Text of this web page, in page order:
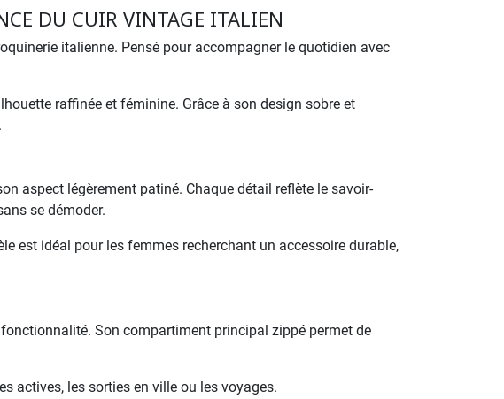
DU CUIR VINTAGE ITALIEN
italienne. Pensé pour accompagner le quotidien avec
raffinée et féminine. Grâce à son design sobre et
aspect légèrement patiné. Chaque détail reflète le savoir-
se démoder.
est idéal pour les femmes recherchant un accessoire durable,
Son compartiment principal zippé permet de
actives, les sorties en ville ou les voyages.